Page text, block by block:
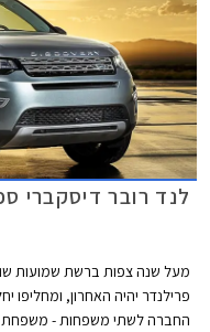
לנד רובר דיסקברי
מעל שנה צפות ברשת שמועות
פרילנדר יהיה האחרון, ומחליפו
החברה לשתי משפחות - משפחת